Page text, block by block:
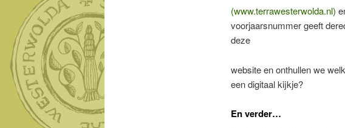
(www.terrawesterwolda.nl)
voorjaarsnummer geeft
deze
website en onthullen we
een digitaal kijkje?
En verder…